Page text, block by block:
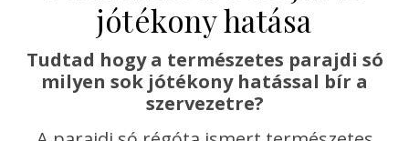
jótékony hatása
Tudtad hogy a természetes parajdi só
milyen sok jótékony hatással bír a
szervezetre?